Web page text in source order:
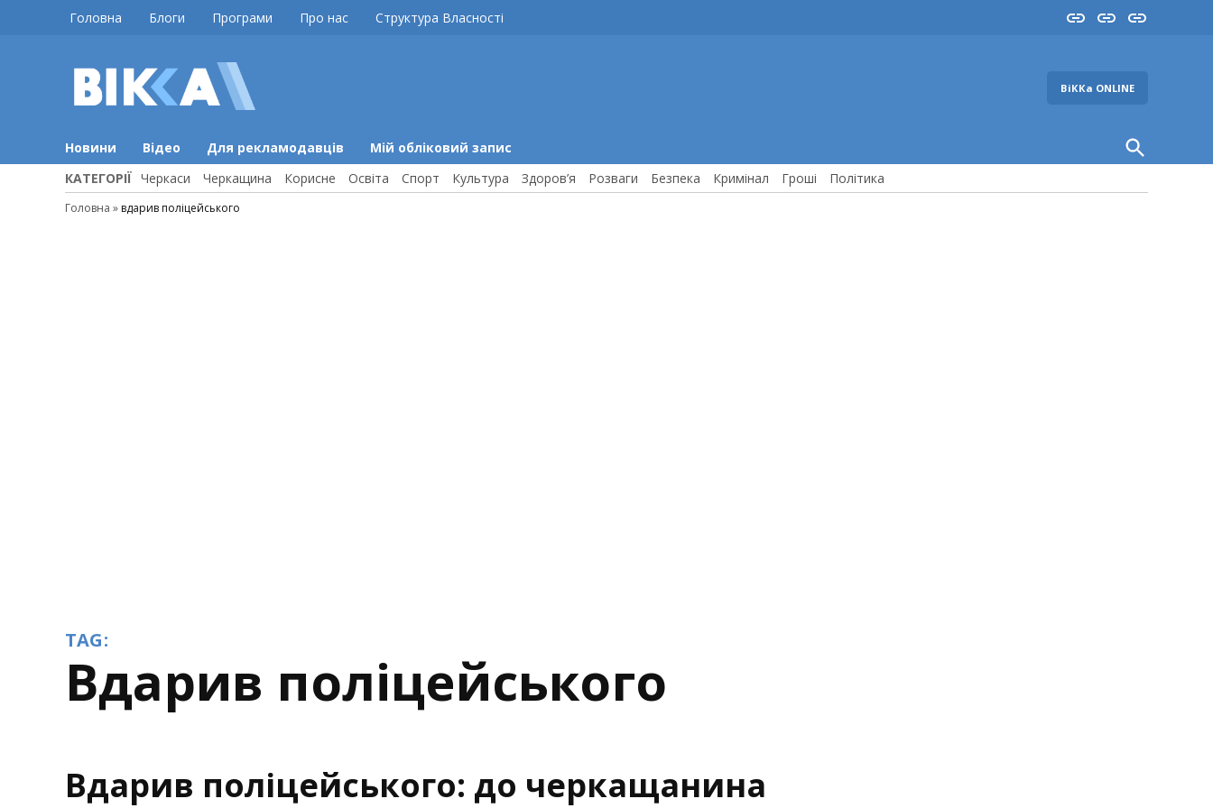
Головна Блоги Програми Про нас Структура Власності InstaYouTube
FB
ВіККа ONLINE
Новини Відео Для рекламодавців Мій обліковий запис
Open
Search
КАТЕГОРІЇ Черкаси Черкащина Корисне Освіта Спорт Культура Здоров’я Розваги Безпека Кримінал Гроші Політика
Головна » вдарив поліцейського
TAG:
вдарив поліцейського
Вдарив поліцейського: до черкащанина